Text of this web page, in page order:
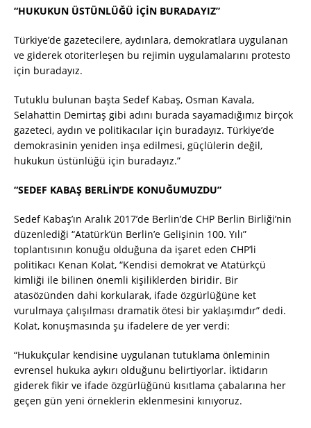
“HUKUKUN ÜSTÜNLÜĞÜ İÇİN BURADAYIZ”
Türkiye’de gazetecilere, aydınlara, demokratlara uygulanan
ve giderek otoriterleşen bu rejimin uygulamalarını protesto
için buradayız.
Tutuklu bulunan başta Sedef Kabaş, Osman Kavala,
Selahattin Demirtaş gibi adını burada sayamadığımız birçok
gazeteci, aydın ve politikacılar için buradayız. Türkiye’de
demokrasinin yeniden inşa edilmesi, güçlülerin değil,
hukukun üstünlüğü için buradayız.”
“SEDEF KABAŞ BERLİN’DE KONUĞUMUZDU”
Sedef Kabaş’ın Aralık 2017’de Berlin’de CHP Berlin Birliği’nin
düzenlediği “Atatürk’ün Berlin’e Gelişinin 100. Yılı”
toplantısının konuğu olduğuna da işaret eden CHP’li
politikacı Kenan Kolat, “Kendisi demokrat ve Atatürkçü
kimliği ile bilinen önemli kişiliklerden biridir. Bir
atasözünden dahi korkularak, ifade özgürlüğüne ket
vurulmaya çalışılması dramatik ötesi bir yaklaşımdır” dedi.
Kolat, konuşmasında şu ifadelere de yer verdi:
“Hukukçular kendisine uygulanan tutuklama önleminin
evrensel hukuka aykırı olduğunu belirtiyorlar. İktidarın
giderek fikir ve ifade özgürlüğünü kısıtlama çabalarına her
geçen gün yeni örneklerin eklenmesini kınıyoruz.